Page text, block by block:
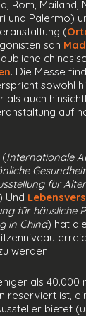
Rom, Mailand,
und Palermo)
(
sah
. Die Messe
sowohl
als auch
auf
Internationale
für
Und
für häusliche
in China) hat
werden.
als 40.000
reserviert ist,
bietet